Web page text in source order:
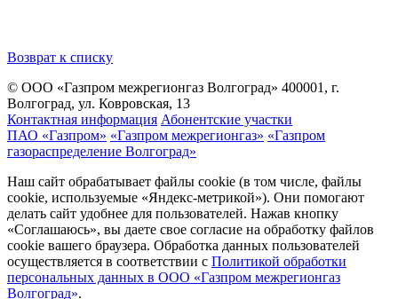
Возврат к списку
© ООО «Газпром межрегионгаз Волгоград» 400001, г.
Волгоград, ул. Ковровская, 13
Контактная информация Абонентские участки
ПАО «Газпром» «Газпром межрегионгаз» «Газпром
газораспределение Волгоград»
Наш сайт обрабатывает файлы cookie (в том числе, файлы
cookie, используемые «Яндекс-метрикой»). Они помогают
делать сайт удобнее для пользователей. Нажав кнопку
«Соглашаюсь», вы даете свое согласие на обработку файлов
cookie вашего браузера. Обработка данных пользователей
осуществляется в соответствии с Политикой обработки
персональных данных в ООО «Газпром межрегионгаз
Волгоград».